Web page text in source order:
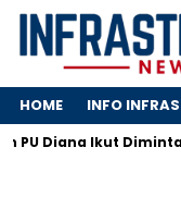
HOME INFO
Ikut Dimintai